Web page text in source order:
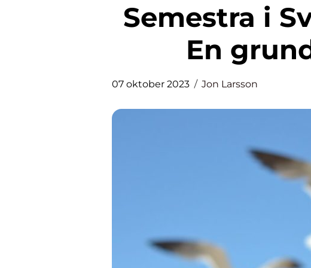
Semestra i Sverige med barn:
En
07 oktober 2023 Jon Larsson